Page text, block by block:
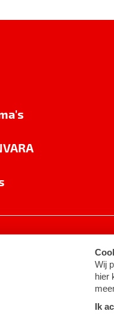
Cookie-instellingen